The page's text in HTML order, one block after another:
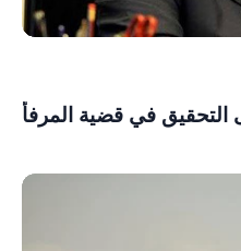
في قضية المرفأ